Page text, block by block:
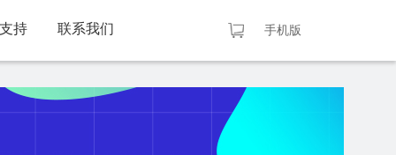
持 联系我们 手机版